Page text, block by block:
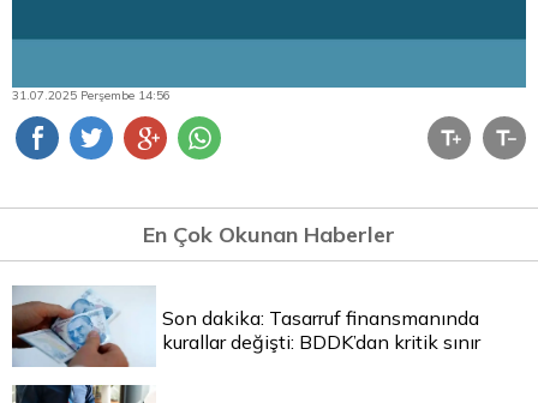
31.07.2025 Perşembe 14:56
En Çok Okunan Haberler
Son dakika: Tasarruf finansmanında
kurallar değişti: BDDK’dan kritik sınır